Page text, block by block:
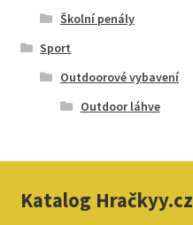
Školní penály
Sport
Outdoorové vybavení
Outdoor láhve
Katalog Hračkyy.cz